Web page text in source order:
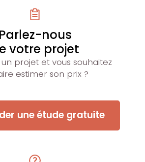
Parlez-nous
votre projet
projet et vous souhaitez
estimer son prix ?
une étude gratuite